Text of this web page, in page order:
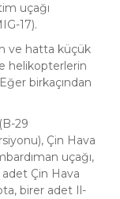
uçağı
17).
ve hatta küçük
helikopterlerin
birkaçından
29
Çin Hava
uçağı,
Çin Hava
birer adet Il-